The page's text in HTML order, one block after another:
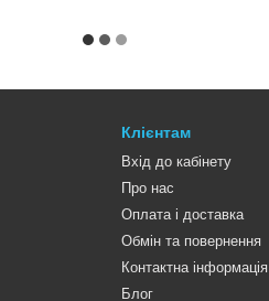
Клієнтам
Вхід до кабінету
Про нас
Оплата і доставка
Обмін та повернення
Контактна інформація
Блог